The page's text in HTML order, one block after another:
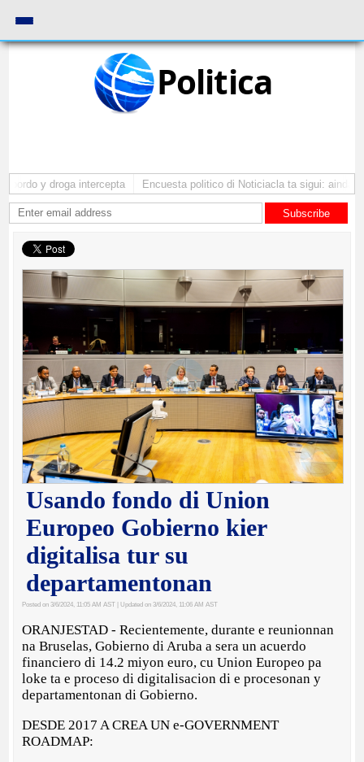
Politica
y droga intercepta Encuesta politico di Noticiacla ta sigui: ainda tin
Subscribe
Usando fondo di Union
Europeo Gobierno kier
digitalisa tur su
departamentonan
Posted on 3/6/2024, 11:05 AM AST | Updated on 3/6/2024, 11:06 AM AST
ORANJESTAD - Recientemente, durante e reunionnan
na Bruselas, Gobierno di Aruba a sera un acuerdo
financiero di 14.2 miyon euro, cu Union Europeo pa
loke ta e proceso di digitalisacion di e procesonan y
departamentonan di Gobierno.
DESDE 2017 A CREA UN e-GOVERNMENT
ROADMAP: